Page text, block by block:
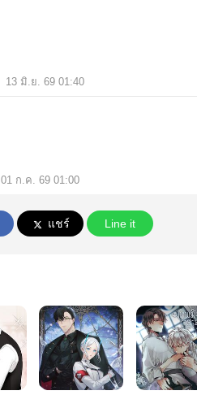
13 มิ.ย. 69 01:40
01 ก.ค. 69 01:00
แชร์ Line it